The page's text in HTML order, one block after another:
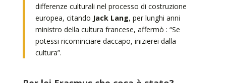
differenze culturali nel processo di costruzione
europea, citando Jack Lang, per lunghi anni
ministro della cultura francese, affermò : “Se
potessi ricominciare daccapo, inizierei dalla
cultura”.